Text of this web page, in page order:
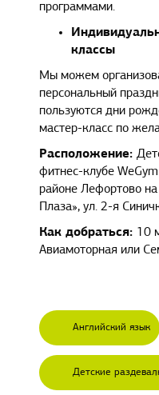
программами.
классы
Мы можем
персональный
пользуются дни
мастер-класс по
Расположение:
фитнес-клубe
районе Лефортово
Плаза», ул. 2-я
Как добраться: 10
Авиамоторная или
Английский язык
Детские